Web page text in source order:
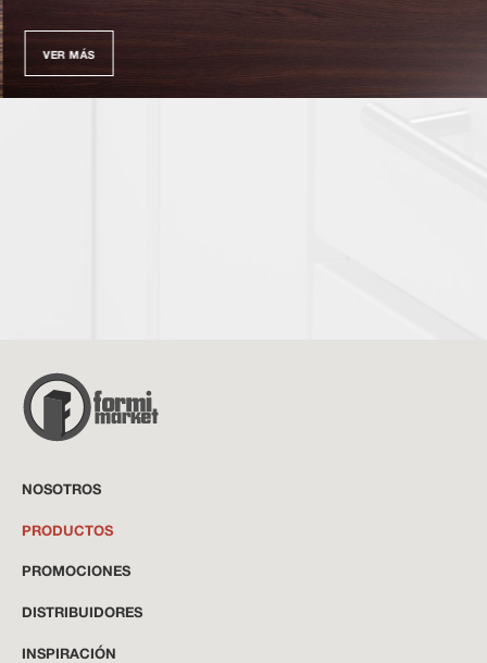
VER MÁS
NOSOTROS
PRODUCTOS
PROMOCIONES
DISTRIBUIDORES
INSPIRACIÓN